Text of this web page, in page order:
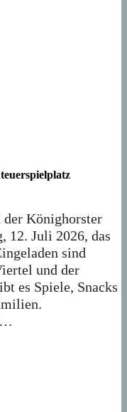
der Könighorster
12. Juli 2026, das
sind
und der
es Spiele, Snacks